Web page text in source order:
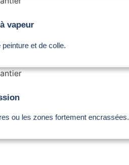
vapeur
et de colle.
ou les zones fortement encrassées.